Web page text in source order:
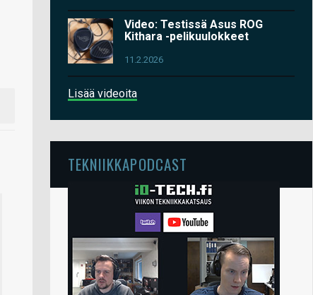
Video: Testissä Asus ROG
Kithara -pelikuulokkeet
11.2.2026
Lisää videoita
TEKNIIKKAPODCAST